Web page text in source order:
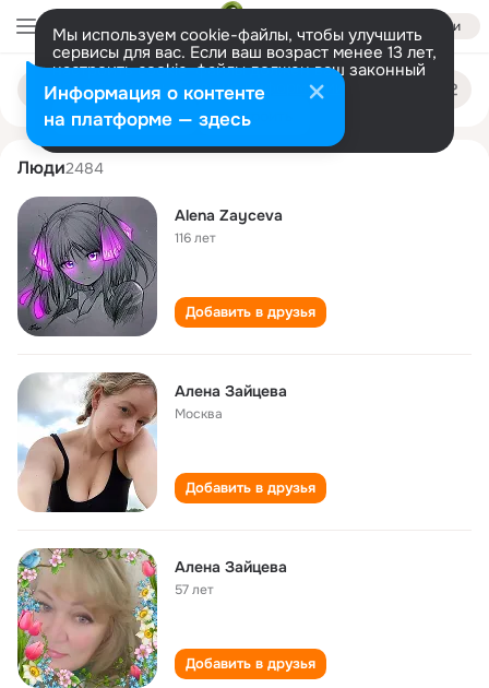
Войти
Мы используем cookie-файлы, чтобы улучшить
сервисы для вас. Если ваш возраст менее 13 лет,
настроить cookie-файлы должен ваш законный
представитель. Больше информации
Разрешить все Настроить
Поиск
людям
alyona zaytseva
Люди2484
Alena Zayceva
116 лет
Добавить в друзья
Алена Зайцева
Москва
Добавить в друзья
Алена Зайцева
57 лет
Добавить в друзья
Информация о контенте
на платформе — здесь